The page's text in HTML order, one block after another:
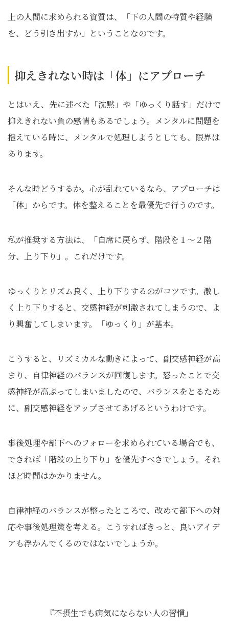
上の人間に求められる資質は、「下の人間の特質や経験
を、どう引き出すか」ということなのです。
抑えきれない時は「体」にアプローチ
とはいえ、先に述べた「沈黙」や「ゆっくり話す」だけで
抑えきれない負の感情もあるでしょう。メンタルに問題を
抱えている時に、メンタルで処理しようとしても、限界は
あります。
そんな時どうするか。心が乱れているなら、アプローチは
「体」からです。体を整えることを最優先で行うのです。
私が推奨する方法は、「自席に戻らず、階段を１〜２階
分、上り下り」。これだけです。
ゆっくりとリズム良く、上り下りするのがコツです。激し
く上り下りすると、交感神経が刺激されてしまうので、よ
り興奮してしまいます。「ゆっくり」が基本。
こうすると、リズミカルな動きによって、副交感神経が高
まり、自律神経のバランスが回復します。怒ったことで交
感神経が高ぶってしまいましたので、バランスをとるため
に、副交感神経をアップさせてあげるというわけです。
事後処理や部下へのフォローを求められている場合でも、
できれば「階段の上り下り」を優先すべきでしょう。それ
ほど時間はかかりません。
自律神経のバランスが整ったところで、改めて部下への対
応や事後処理策を考える。こうすればきっと、良いアイデ
アも浮かんでくるのではないでしょうか。
『不摂生でも病気にならない人の習慣』